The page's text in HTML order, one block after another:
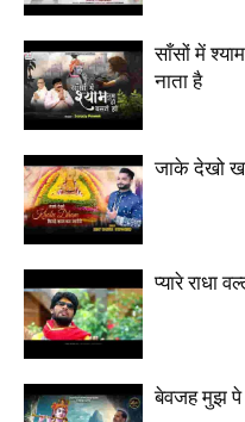
साँसों में
नाता है
जाके देखो
प्यारे राधा
बेवजह मुझ पे